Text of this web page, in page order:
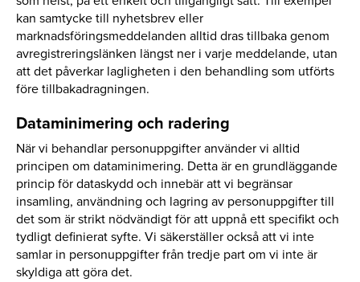
kan samtycke till nyhetsbrev eller
marknadsföringsmeddelanden alltid dras tillbaka genom
avregistreringslänken längst ner i varje meddelande, utan
att det påverkar lagligheten i den behandling som utförts
före tillbakadragningen.
Dataminimering och radering
När vi behandlar personuppgifter använder vi alltid
principen om dataminimering. Detta är en grundläggande
princip för dataskydd och innebär att vi begränsar
insamling, användning och lagring av personuppgifter till
det som är strikt nödvändigt för att uppnå ett specifikt och
tydligt definierat syfte. Vi säkerställer också att vi inte
samlar in personuppgifter från tredje part om vi inte är
skyldiga att göra det.